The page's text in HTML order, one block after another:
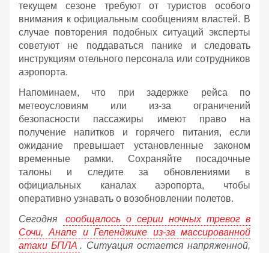
текущем сезоне требуют от туристов особого
внимания к официальным сообщениям властей. В
случае повторения подобных ситуаций эксперты
советуют не поддаваться панике и следовать
инструкциям отельного персонала или сотрудников
аэропорта.
Напоминаем, что при задержке рейса по
метеоусловиям или из-за ограничений
безопасности пассажиры имеют право на
получение напитков и горячего питания, если
ожидание превышает установленные законом
временные рамки. Сохраняйте посадочные
талоны и следите за обновлениями в
официальных каналах аэропорта, чтобы
оперативно узнавать о возобновлении полетов.
Сегодня
сообщалось о серии ночных тревог в
Сочи, Анапе и Геленджике из-за массированной
атаки БПЛА . Ситуация остается напряженной,